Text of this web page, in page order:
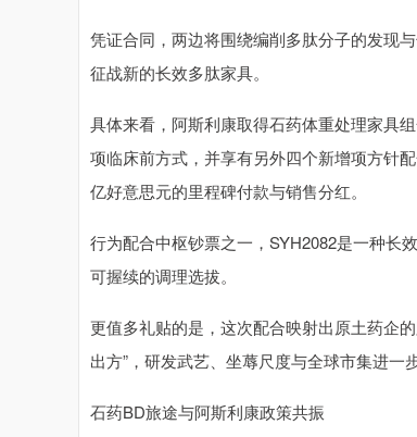
凭证合同，两边将围绕编削多肽分子的发现
征战新的长效多肽家具。
具体来看，阿斯利康取得石药体重处理家具
项临床前方式，并享有另外四个新增项方针
亿好意思元的里程碑付款与销售分红。
行为配合中枢钞票之一，SYH2082是一种长
可握续的调理选拔。
更值多礼贴的是，这次配合映射出原土药企
出方”，研发武艺、坐蓐尺度与全球市集进一
石药BD旅途与阿斯利康政策共振